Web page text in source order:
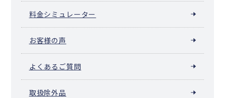
料金シミュレーター
お客様の声
よくあるご質問
取扱除外品